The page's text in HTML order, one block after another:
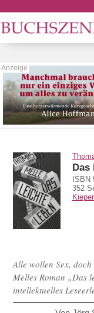
ISBN
352
Alle wollen Sex,
Melles Roman „Das
intellektuelles